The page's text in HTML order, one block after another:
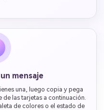
mensaje
una, luego copia y pega
las tarjetas a continuación.
de colores o el estado de